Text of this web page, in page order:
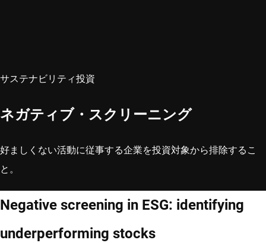
サステナビリティ投資
ネガティブ・スクリーニング
好ましくない活動に従事する企業を投資対象から排除するこ
と。
Negative screening in ESG: identifying
underperforming stocks